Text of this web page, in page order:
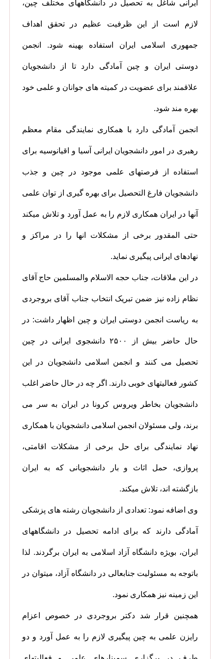
ایرانی شاغل به تحصیل در دانشگاههای مختلف چین،
لازم است از این ظرفیت عظیم در تحقق اهداف
جمهوری اسلامی ایران استفاده بهینه شود. انجمن
دوستی ایران و چین آمادگی دارد تا از دانشجویان
علاقمند برای عضویت در کمیته های جوانان و علمی خود
بهره مند شود.
انجمن آمادگی دارد با همکاری نمایندگی مقام معظم
رهبری در امور دانشجویان ایرانی آسیا و اقیانوسیه برای
استفاده از فرصتهای علمی موجود در چین و جذب
دانشجویان فارغ التحصیل برای بهره گیری از توان علمی
آنها در ایران همکاری لازم را به عمل آورد و تلاش میکند
حتی المقدور برخی از مشکلات انها را در مراکز و
نهادهای ایرانی پیگیری نماید.
در این ملاقات، جناب حجه الاسلام والمسلمین حاج آقای
نظام زاده نیز ضمن تبریک انتخاب جناب آقای بروجردی
به ریاست انجمن دوستی ایران و چین اظهار داشت: در
حال حاضر بیش از ۲۵۰۰ دانشجوی ایرانی در چین
تحصیل می کنند و انجمن اسلامی دانشجویان در این
کشور فعالیتهای خوبی دارند. اگر چه در حال حاضر اغلب
دانشجویان بخاطر ویروس کرونا در ایران به سر می
برند، ولی مسئولان انجمن اسلامی دانشجویان با همکاری
نهاد نمایندگی برای حل برخی از مشکلات اقامتی،
پروازی، حمل اثاث و بار دانشجویانی که به ایران
بازگشته اند، تلاش میکند.
وی اضافه نمود: تعدادی از دانشجویان رشته های پزشکی
آمادگی دارند که برای ادامه تحصیل در دانشگاههای
ایران، بویژه دانشگاه آزاد اسلامی به ایران برگردند. لذا
باتوجه به مسئولیت جنابعالی در دانشگاه آزاد، میتوان در
این زمینه نیز همکاری نمود.
همچنین قرار شد دکتر بروجردی در خصوص اعزام
رایزن علمی به چین پیگیری لازم را به عمل آورد و دو